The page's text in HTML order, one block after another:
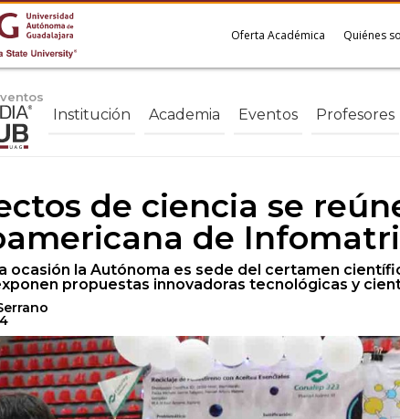
Oferta Académica Quiénes
Institución Academia Eventos Profesores
de ciencia se
de
ocasión la Autónoma es sede del certamen
propuestas innovadoras tecnológicas y